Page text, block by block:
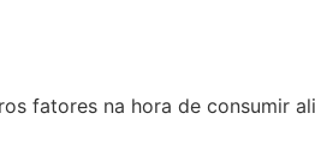
fatores na hora de consumir